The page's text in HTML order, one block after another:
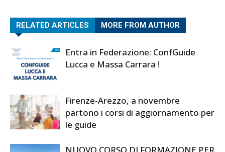
RELATED ARTICLES MORE FROM AUTHOR
Entra in Federazione: ConfGuide
Lucca e Massa Carrara !
Firenze-Arezzo, a novembre
partono i corsi di aggiornamento per
le guide